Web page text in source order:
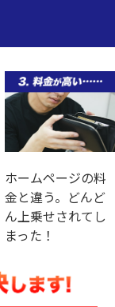
ホームページの料
金と違う。どんど
ん上乗せされてし
まった！